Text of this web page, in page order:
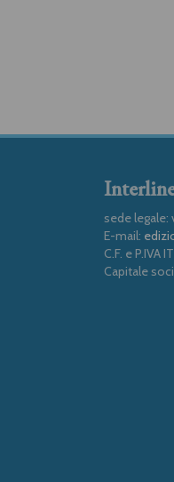
sede legale:
E-mail:
C.F. e P.IVA
Capitale